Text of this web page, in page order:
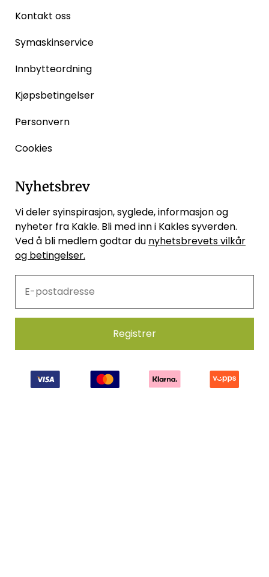
Kontakt oss
Symaskinservice
Innbytteordning
Kjøpsbetingelser
Personvern
Cookies
Nyhetsbrev
Vi deler syinspirasjon, syglede, informasjon og
nyheter fra Kakle. Bli med inn i Kakles syverden.
Ved å bli medlem godtar du nyhetsbrevets vilkår
og betingelser.